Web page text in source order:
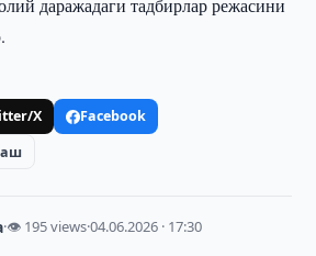
даражадаги тадбирлар режасини
X
Facebook
·👁 195 views·04.06.2026 · 17:30